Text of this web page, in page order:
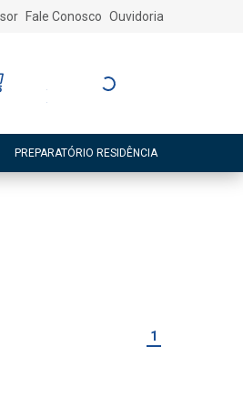
Fale Conosco Ouvidoria
Entre ou Cadastre-
PREPARATÓRIO RESIDÊNCIA
1